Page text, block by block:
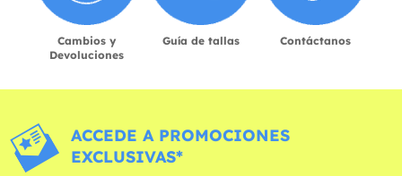
Cambios y
Devoluciones
Guía de tallas Contáctanos
ACCEDE A PROMOCIONES
EXCLUSIVAS*